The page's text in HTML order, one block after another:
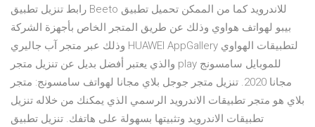
رابط تنزيل تطبيق Beeto للاندرويد كما من الممكن تحميل تطبيق
بيبو لهواتف هواوي وذلك عن طريق المتجر الخاص بأجهزة الشركة
وذلك عبر متجر آب جاليري HUAWEI AppGallery لتطبيقات الهواوي
والذي يعتبر أفضل بديل عن تنزيل متجر play للموبايل سامسونج
مجانا 2020. تنزيل متجر جوجل بلاي مجانا لهواتف سامسونج: متجر
بلاي هو متجر تطبيقات الاندرويد الرسمي الذي يمكنك من خلاله تنزيل
تطبيقات الاندرويد وتثبيتها بسهولة على هاتفك. تنزيل تطبيق